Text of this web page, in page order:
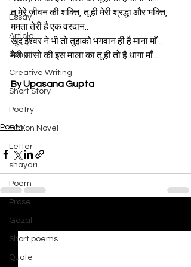
Essay
Article
Song
Creative Writing
Short Story
Poetry
Fiction Novel
Letter
shayari
Poem
Prose
Gazal
Short poems
Quote
तू मेरे जीवन की शक्ति, तू ही मेरी श्रद्धा और भक्ति,
ममता तेरी है एक वरदान..
खुद ईश्वर ने भी तो तुझको भगवान ही है माना माँ...
मेरी सांसो की इस माला का तू ही तो है धागा माँ...
By Upasana Gupta
Poetry
Recent Posts